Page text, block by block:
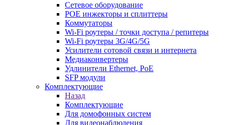
Сетевое оборудование
POE инжекторы и сплиттеры
Коммутаторы
Wi-Fi роутеры / точки доступа / репитеры
Wi-Fi роутеры 3G/4G/5G
Усилители сотовой связи и интернета
Медиаконвертеры
Удлинители Ethernet, PoE
SFP модули
Комплектующие
Назад
Комплектующие
Для домофонных систем
Для видеонаблюдения